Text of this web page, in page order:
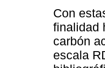
Con
finalidad
carbón
escala